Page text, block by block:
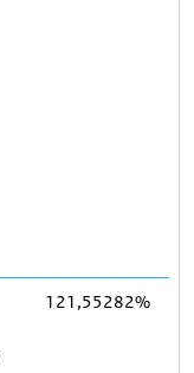
121,55282%